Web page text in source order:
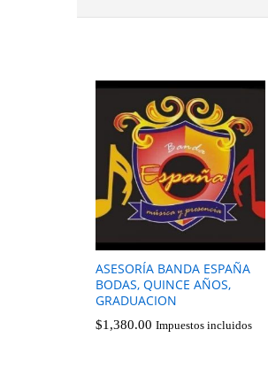
ASESORÍA BANDA ESPAÑA
BODAS, QUINCE AÑOS,
GRADUACION
$1,380.00 Impuestos incluidos